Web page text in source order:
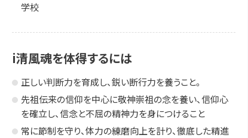
学校
i清風魂を体得するには
正しい判断力を育成し、鋭い断行力を養うこと。
先祖伝来の信仰を中心に敬神崇祖の念を養い、信仰心
を確立し、信念と不屈の精神力を身につけること
常に節制を守り、体力の練磨向上を計り、徹底した精進